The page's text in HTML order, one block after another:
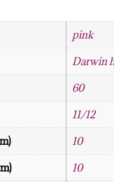
pink
Darwin
60
11/12
10
10